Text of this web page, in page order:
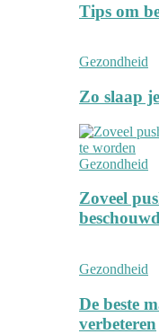
Tips om
Gezondheid
Zo slaap
Gezondheid
Zoveel
Gezondheid
De beste
verbeteren